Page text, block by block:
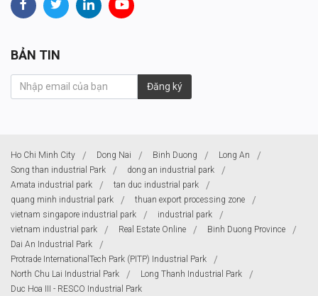
BẢN TIN
Đăng ký
Ho Chi Minh City Dong Nai Binh Duong
Long An
Song than industrial Park
dong an industrial park
Amata industrial park
tan duc industrial park
quang minh industrial park
thuan export processing zone
vietnam singapore industrial park
industrial park
vietnam industrial park
Real Estate Online
Binh Duong Province
Dai An Industrial Park
Protrade InternationalTech Park (PITP) Industrial Park
North Chu Lai Industrial Park
Long Thanh Industrial Park
Duc Hoa III - RESCO Industrial Park